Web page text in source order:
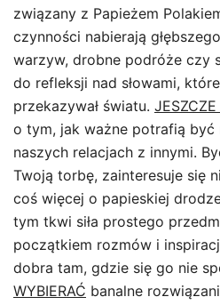
związany z Papieżem
czynności nabierają
warzyw, drobne podróże czy
do refleksji nad słowami, które
przekazywał światu.
o tym, jak ważne potrafią być
naszych relacjach z innymi.
Twoją torbę, zainteresuje się
coś więcej o papieskiej
tym tkwi siła prostego
początkiem rozmów i
dobra tam, gdzie się go nie
WYBIERAĆ banalne